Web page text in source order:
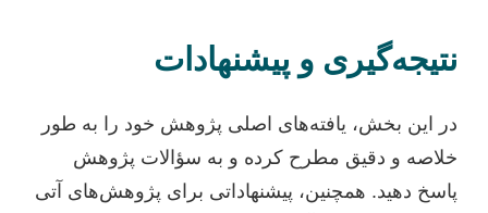
نتیجه‌گیری و پیشنهادات
در این بخش، یافته‌های اصلی پژوهش خود را به طور
خلاصه و دقیق مطرح کرده و به سؤالات پژوهش
پاسخ دهید. همچنین، پیشنهاداتی برای پژوهش‌های آتی